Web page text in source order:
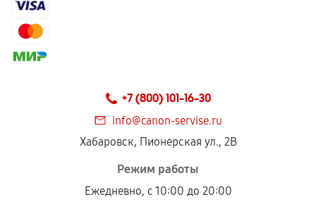
+7 (800) 101-16-30
info@canon-servise.ru
Хабаровск, Пионерская ул., 2В
Режим работы
Ежедневно, с 10:00 до 20:00